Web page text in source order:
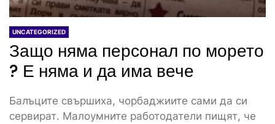
UNCATEGORIZED
Защо няма персонал по морето
? Е няма и да има вече
Балъците свършиха, чорбаджиите сами да си
сервират. Малоумните работодатели пищят, че